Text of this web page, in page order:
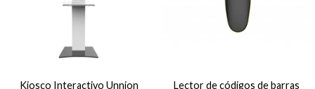
Kiosco Interactivo Unnion
Lector de códigos de barras